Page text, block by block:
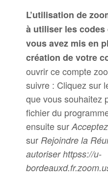
L’utilisation de
à utiliser les
vous avez mis en
création de votre
ouvrir ce compte
suivre : Cliquez sur
que vous souhaitez
fichier du
ensuite sur
sur Rejoindre la
autoriser httpss://u-